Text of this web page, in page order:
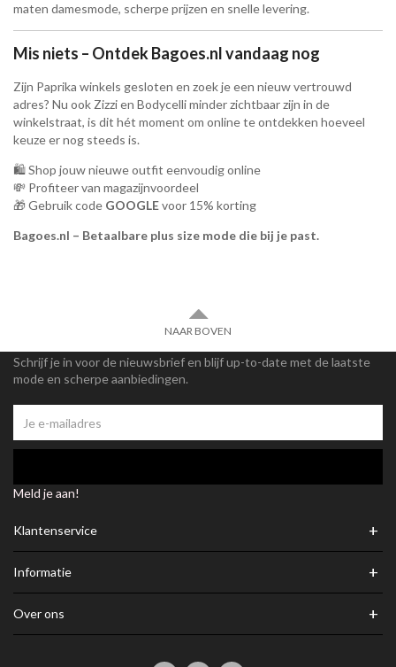
maten damesmode, scherpe prijzen en snelle levering.
Mis niets – Ontdek Bagoes.nl vandaag nog
Zijn Paprika winkels gesloten en zoek je een nieuw vertrouwd
adres? Nu ook Zizzi en Bodycelli minder zichtbaar zijn in de
winkelstraat, is dit hét moment om online te ontdekken hoeveel
keuze er nog steeds is.
🛍️ Shop jouw nieuwe outfit eenvoudig online
💸 Profiteer van magazijnvoordeel
🎁 Gebruik code GOOGLEvoor 15% korting
Bagoes.nl – Betaalbare plus size mode die bij je past.
NAAR BOVEN
Schrijf je in voor de nieuwsbrief en blijf up-to-date met de laatste
mode en scherpe aanbiedingen.
Meld je aan!
Klantenservice +
Informatie +
Over ons +